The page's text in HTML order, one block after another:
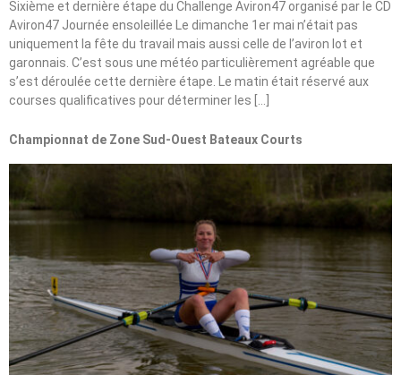
Sixième et dernière étape du Challenge Aviron47 organisé par le CD
Aviron47 Journée ensoleillée Le dimanche 1er mai n’était pas
uniquement la fête du travail mais aussi celle de l’aviron lot et
garonnais. C’est sous une météo particulièrement agréable que
s’est déroulée cette dernière étape. Le matin était réservé aux
courses qualificatives pour déterminer les […]
Championnat de Zone Sud-Ouest Bateaux Courts